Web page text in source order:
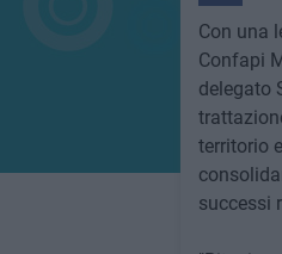
Con una
Confapi
delegato
territorio
successi